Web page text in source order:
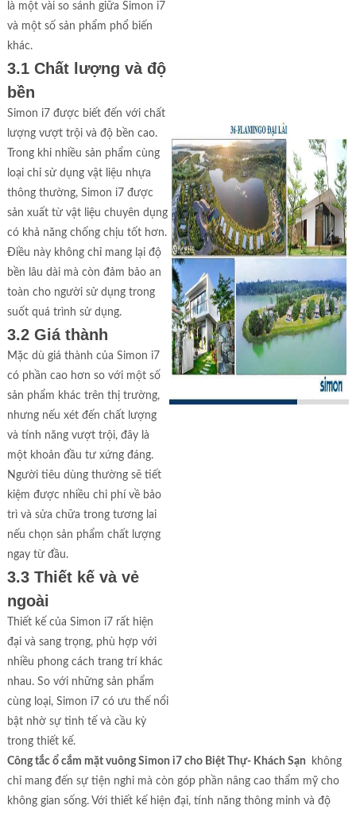
là một vài so sánh giữa Simon i7
và một số sản phẩm phổ biến
khác.
3.1 Chất lượng và độ
bền
Simon i7 được biết đến với chất
lượng vượt trội và độ bền cao.
Trong khi nhiều sản phẩm cùng
loại chỉ sử dụng vật liệu nhựa
thông thường, Simon i7 được
sản xuất từ vật liệu chuyên dụng
có khả năng chống chịu tốt hơn.
Điều này không chỉ mang lại độ
bền lâu dài mà còn đảm bảo an
toàn cho người sử dụng trong
suốt quá trình sử dụng.
3.2 Giá thành
Mặc dù giá thành của Simon i7
có phần cao hơn so với một số
sản phẩm khác trên thị trường,
nhưng nếu xét đến chất lượng
và tính năng vượt trội, đây là
một khoản đầu tư xứng đáng.
Người tiêu dùng thường sẽ tiết
kiệm được nhiều chi phí về bảo
trì và sửa chữa trong tương lai
nếu chọn sản phẩm chất lượng
ngay từ đầu.
3.3 Thiết kế và vẻ
ngoài
Thiết kế của Simon i7 rất hiện
đại và sang trọng, phù hợp với
nhiều phong cách trang trí khác
nhau. So với những sản phẩm
cùng loại, Simon i7 có ưu thế nổi
bật nhờ sự tinh tế và cầu kỳ
trong thiết kế.
Công tắc ổ cắm mặt vuông Simon i7 cho Biệt Thự- Khách Sạn
không
chỉ mang đến sự tiện nghi mà còn góp phần nâng cao thẩm mỹ cho
không gian sống. Với thiết kế hiện đại, tính năng thông minh và độ